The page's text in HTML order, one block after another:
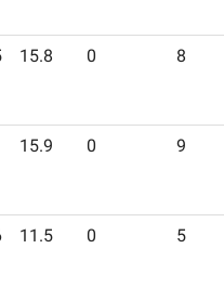
15.8 0 8
15.9 0 9
11.5 0 5